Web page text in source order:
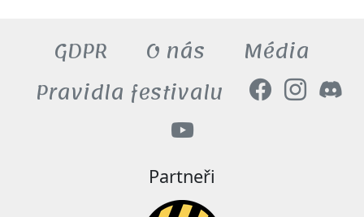
GDPR O nás
Média
Pravidla festivalu
Partneři